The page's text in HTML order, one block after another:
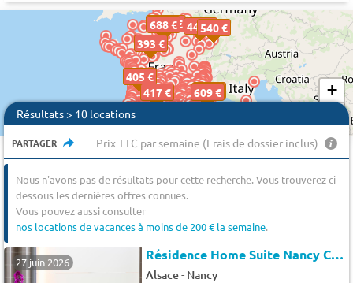
448 €
688 €
393 €
405 €
417 €
540 €
571 €
1005 €
715 €
609 €
+
Résultats > 10 locations
PARTAGER Prix TTC par semaine (Frais de dossier inclus)
Nous n'avons pas de résultats pour cette recherche. Vous trouverez ci-
dessous les dernières offres connues.
Vous pouvez aussi consulter
nos locations de vacances à moins de 200 € la semaine.
27 juin 2026 Résidence Home Suite Nancy Centre
Alsace- Nancy